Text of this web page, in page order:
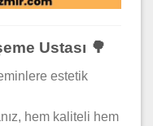
Ustası 🌳
estetik
hem kaliteli hem